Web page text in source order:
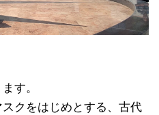
す。
クをはじめとする、古代